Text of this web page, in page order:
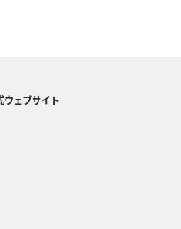
ウェブサイト